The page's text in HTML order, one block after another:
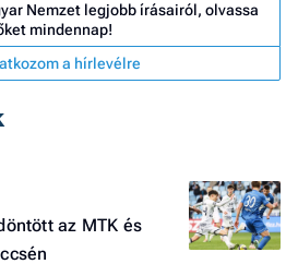
Nemzet legjobb írásairól, olvassa
mindennap!
a hírlevélre
az MTK és